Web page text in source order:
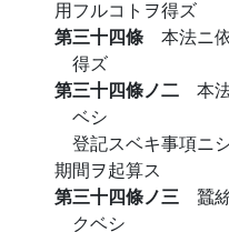
用フルコトヲ得ズ
第三十四條 本法ニ
得ズ
第三十四條ノ二 本
ベシ
登記スベキ事項ニ
期間ヲ起算ス
第三十四條ノ三 蠶
クベシ